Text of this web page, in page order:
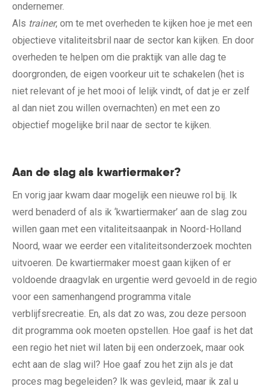
ondernemer.
Als trainer, om te met overheden te kijken hoe je met een
objectieve vitaliteitsbril naar de sector kan kijken. En door
overheden te helpen om die praktijk van alle dag te
doorgronden, de eigen voorkeur uit te schakelen (het is
niet relevant of je het mooi of lelijk vindt, of dat je er zelf
al dan niet zou willen overnachten) en met een zo
objectief mogelijke bril naar de sector te kijken.
Aan de slag als kwartiermaker?
En vorig jaar kwam daar mogelijk een nieuwe rol bij. Ik
werd benaderd of als ik ‘kwartiermaker’ aan de slag zou
willen gaan met een vitaliteitsaanpak in Noord-Holland
Noord, waar we eerder een vitaliteitsonderzoek mochten
uitvoeren. De kwartiermaker moest gaan kijken of er
voldoende draagvlak en urgentie werd gevoeld in de regio
voor een samenhangend programma vitale
verblijfsrecreatie. En, als dat zo was, zou deze persoon
dit programma ook moeten opstellen. Hoe gaaf is het dat
een regio het niet wil laten bij een onderzoek, maar ook
echt aan de slag wil? Hoe gaaf zou het zijn als je dat
proces mag begeleiden? Ik was gevleid, maar ik zal u